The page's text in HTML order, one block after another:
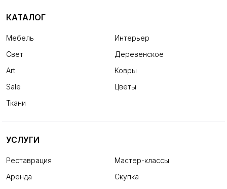
КАТАЛОГ
Мебель
Интерьер
Свет
Деревенское
Art
Ковры
Sale
Цветы
Ткани
УСЛУГИ
Реставрация
Мастер-классы
Аренда
Скупка